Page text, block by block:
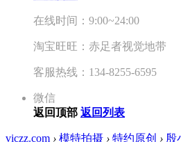
在线时间：9:00~24:00
淘宝旺旺：赤足者视觉地带
客服热线：134-8255-6595
微信
返回顶部 返回列表
viczz.com › 模特拍摄 › 特约原创 › 殷